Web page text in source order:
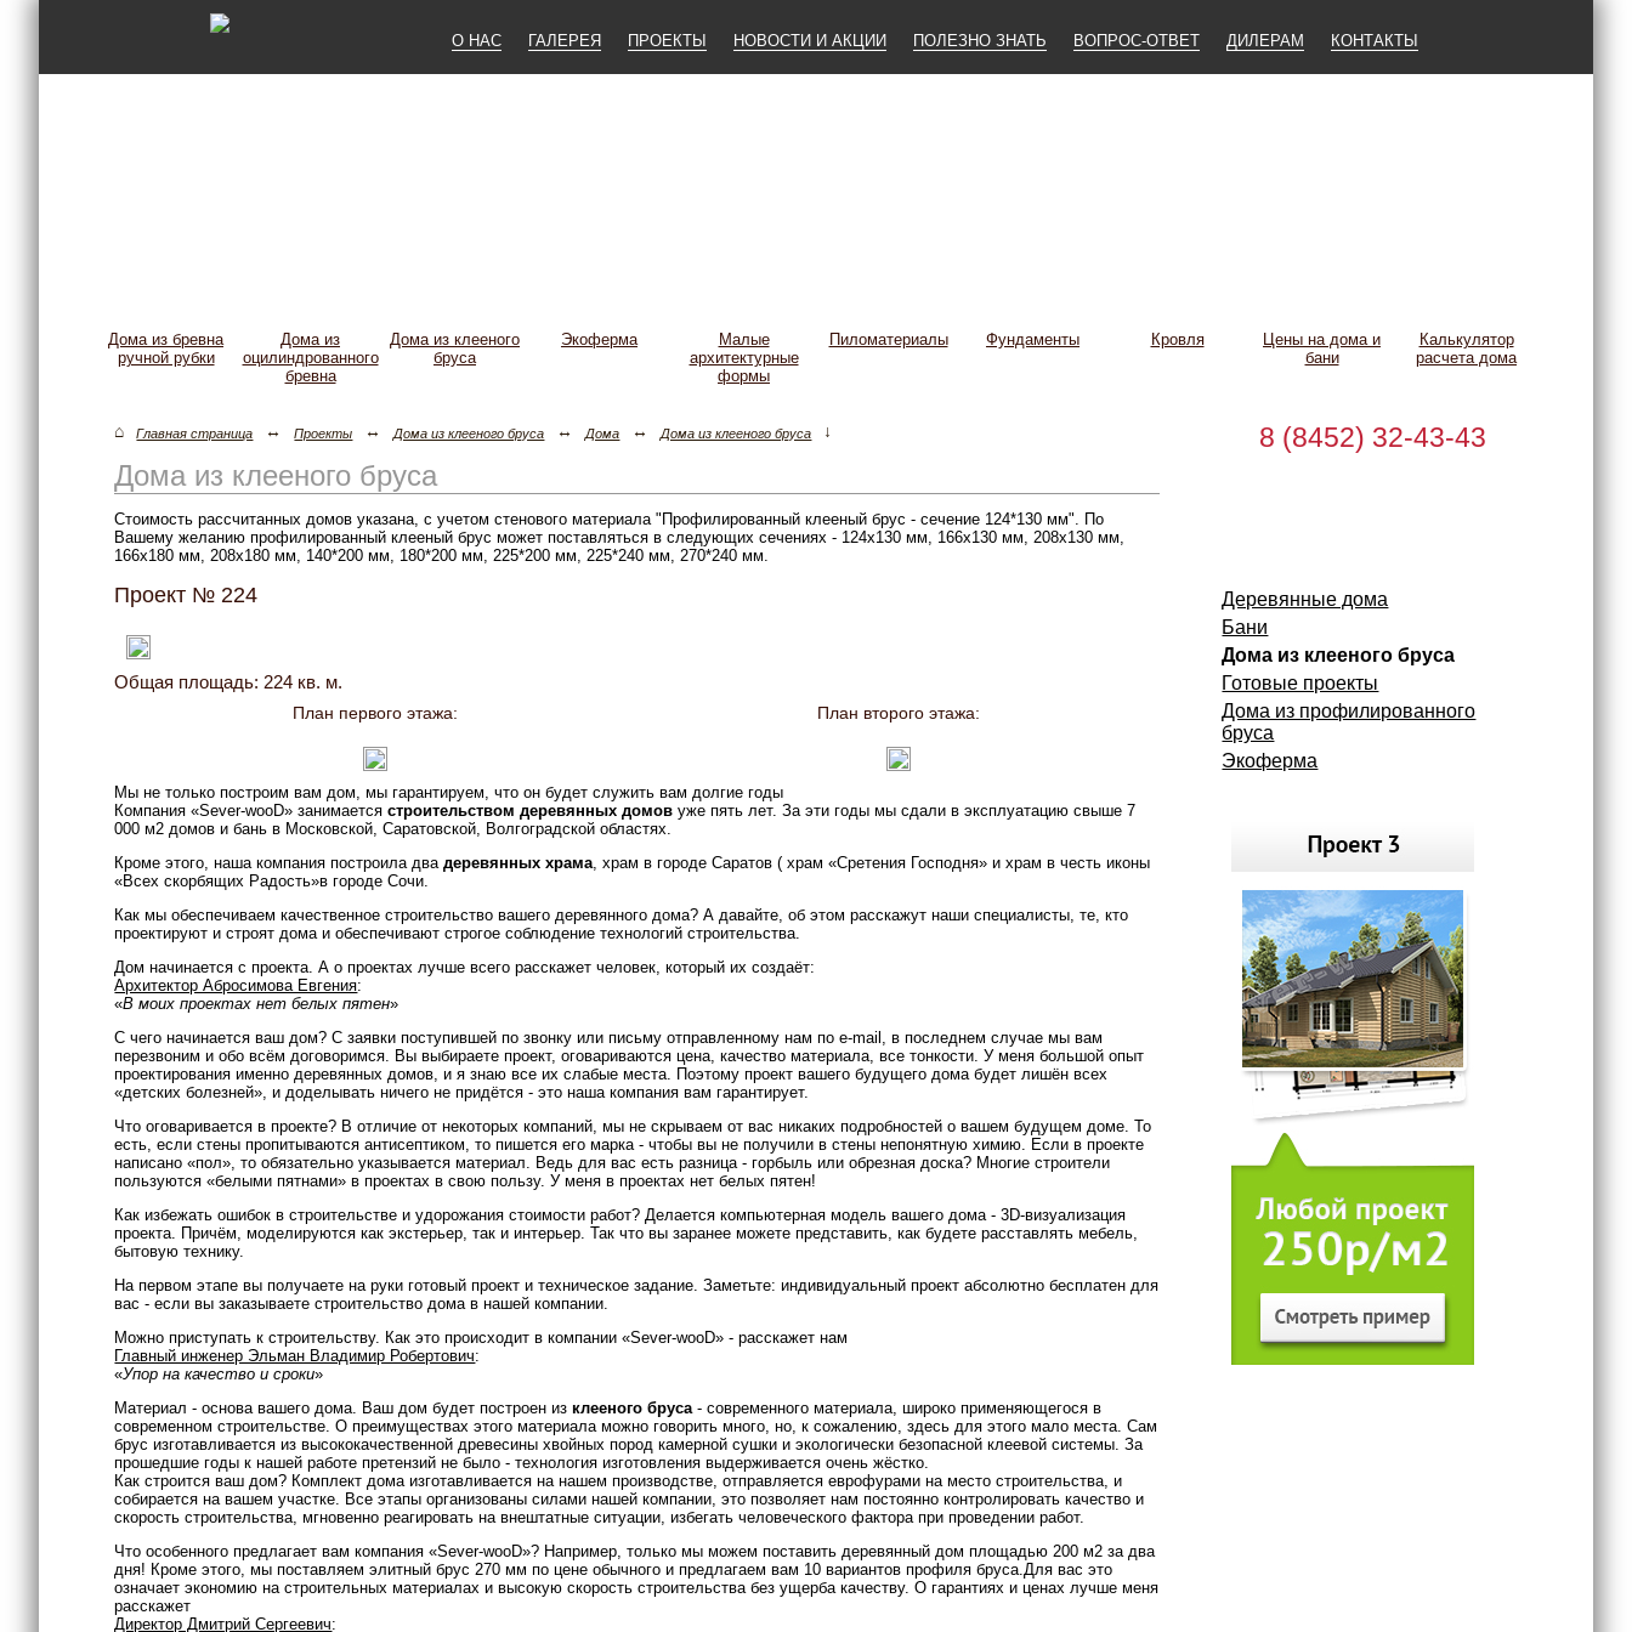
О НАС ГАЛЕРЕЯ ПРОЕКТЫ НОВОСТИ И АКЦИИ ПОЛЕЗНО ЗНАТЬ ВОПРОС-ОТВЕТ ДИЛЕРАМ КОНТАКТЫ
Дома из бревна
ручной рубки
Дома из
оцилиндрованного
бревна
Дома из клееного
бруса
Экоферма
Малые
архитектурные
формы
Пиломатериалы Фундаменты Кровля
Цены на дома и
бани
Калькулятор
расчета дома
⌂ Главная страница ↔ Проекты ↔ Дома из клееного бруса ↔ Дома ↔ Дома из клееного бруса ↓
Дома из клееного бруса
Стоимость рассчитанных домов указана, с учетом стенового материала "Профилированный клееный брус - сечение 124*130 мм". По
Вашему желанию профилированный клееный брус может поставляться в следующих сечениях - 124х130 мм, 166х130 мм, 208х130 мм,
166x180 мм, 208x180 мм, 140*200 мм, 180*200 мм, 225*200 мм, 225*240 мм, 270*240 мм.
Проект № 224
Общая площадь: 224 кв. м.
План первого этажа: План второго этажа:
Мы не только построим вам дом, мы гарантируем, что он будет служить вам долгие годы
Компания «Sever-wooD» занимаетсястроительством деревянных домов уже пять лет. За эти годы мы сдали в эксплуатацию свыше 7
000 м2 домов и бань в Московской, Саратовской, Волгоградской областях.
Кроме этого, наша компания построила двадеревянных храма, храм в городе Саратов ( храм «Сретения Господня» и храм в честь иконы
«Всех скорбящих Радость»в городе Сочи.
Как мы обеспечиваем качественное строительство вашего деревянного дома? А давайте, об этом расскажут наши специалисты, те, кто
проектируют и строят дома и обеспечивают строгое соблюдение технологий строительства.
Дом начинается с проекта. А о проектах лучше всего расскажет человек, который их создаёт:
Архитектор Абросимова Евгения:
«В моих проектах нет белых пятен»
С чего начинается ваш дом? С заявки поступившей по звонку или письму отправленному нам по e-mail, в последнем случае мы вам
перезвоним и обо всём договоримся. Вы выбираете проект, оговариваются цена, качество материала, все тонкости. У меня большой опыт
проектирования именно деревянных домов, и я знаю все их слабые места. Поэтому проект вашего будущего дома будет лишён всех
«детских болезней», и доделывать ничего не придётся - это наша компания вам гарантирует.
Что оговаривается в проекте? В отличие от некоторых компаний, мы не скрываем от вас никаких подробностей о вашем будущем доме. То
есть, если стены пропитываются антисептиком, то пишется его марка - чтобы вы не получили в стены непонятную химию. Если в проекте
написано «пол», то обязательно указывается материал. Ведь для вас есть разница - горбыль или обрезная доска? Многие строители
пользуются «белыми пятнами» в проектах в свою пользу. У меня в проектах нет белых пятен!
Как избежать ошибок в строительстве и удорожания стоимости работ? Делается компьютерная модель вашего дома - 3D-визуализация
проекта. Причём, моделируются как экстерьер, так и интерьер. Так что вы заранее можете представить, как будете расставлять мебель,
бытовую технику.
На первом этапе вы получаете на руки готовый проект и техническое задание. Заметьте: индивидуальный проект абсолютно бесплатен для
вас - если вы заказываете строительство дома в нашей компании.
Можно приступать к строительству. Как это происходит в компании «Sever-wooD» - расскажет нам
Главный инженер Эльман Владимир Робертович:
«Упор на качество и сроки»
Материал - основа вашего дома. Ваш дом будет построен изклееного бруса- современного материала, широко применяющегося в
современном строительстве. О преимуществах этого материала можно говорить много, но, к сожалению, здесь для этого мало места. Сам
брус изготавливается из высококачественной древесины хвойных пород камерной сушки и экологически безопасной клеевой системы. За
прошедшие годы к нашей работе претензий не было - технология изготовления выдерживается очень жёстко.
Как строится ваш дом? Комплект дома изготавливается на нашем производстве, отправляется еврофурами на место строительства, и
собирается на вашем участке. Все этапы организованы силами нашей компании, это позволяет нам постоянно контролировать качество и
скорость строительства, мгновенно реагировать на внештатные ситуации, избегать человеческого фактора при проведении работ.
Что особенного предлагает вам компания «Sever-wooD»? Например, только мы можем поставить деревянный дом площадью 200 м2 за два
дня! Кроме этого, мы поставляем элитный брус 270 мм по цене обычного и предлагаем вам 10 вариантов профиля бруса.Для вас это
означает экономию на строительных материалах и высокую скорость строительства без ущерба качеству. О гарантиях и ценах лучше меня
расскажет
Директор Дмитрий Сергеевич:
8 (8452) 32-43-43
Деревянные дома
Бани
Дома из клееного бруса
Готовые проекты
Дома из профилированного
бруса
Экоферма